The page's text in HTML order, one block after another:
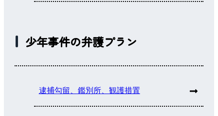
少年事件の弁護プラン
逮捕勾留、鑑別所、観護措置